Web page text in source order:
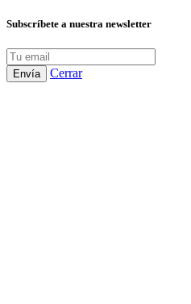
Subscríbete a nuestra newsletter
Cerrar